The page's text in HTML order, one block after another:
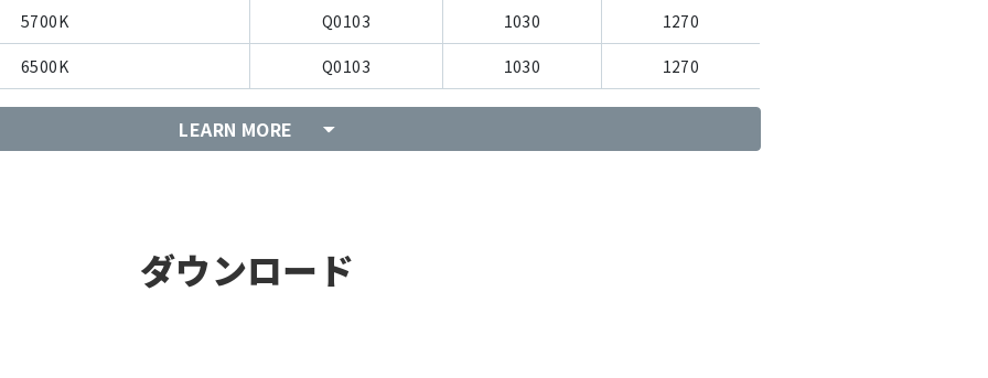
5700K Q0103 1030 1270
6500K Q0103 1030 1270
LEARN MORE
ダウンロード